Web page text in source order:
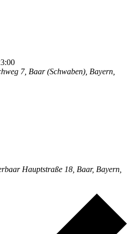
7, Baar (Schwaben), Bayern,
Hauptstraße 18, Baar, Bayern,